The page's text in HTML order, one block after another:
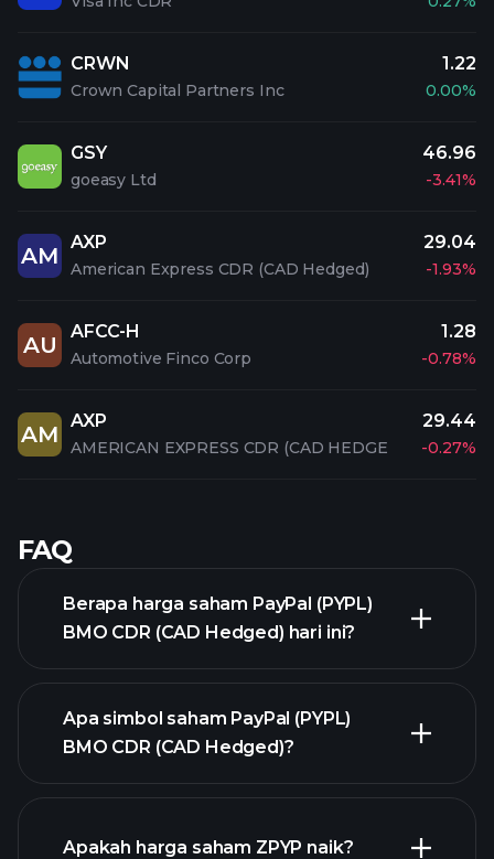
CRWN
Crown Capital Partners Inc
1.22
0.00%
GSY
goeasy Ltd
46.96
-3.41%
AM
AXP
American Express CDR (CAD Hedged)
29.04
-1.93%
AU
AFCC-H
Automotive Finco Corp
1.28
-0.78%
AM
AXP
AMERICAN EXPRESS CDR (CAD HEDGE
29.44
-0.27%
FAQ
Berapa harga saham PayPal (PYPL)
BMO CDR (CAD Hedged) hari ini?
Apa simbol saham PayPal (PYPL)
BMO CDR (CAD Hedged)?
Apakah harga saham ZPYP naik?